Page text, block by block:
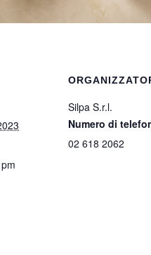
Silpa S.r.l.
Numero di
02 618 2062